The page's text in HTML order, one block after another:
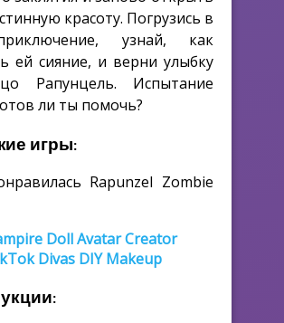
красоту. Погрузись в
узнай, как
ей сияние, и верни улыбку
Рапунцель. Испытание
ли ты помочь?
игры:
Rapunzel Zombie
Doll Avatar Creator
Divas DIY Makeup